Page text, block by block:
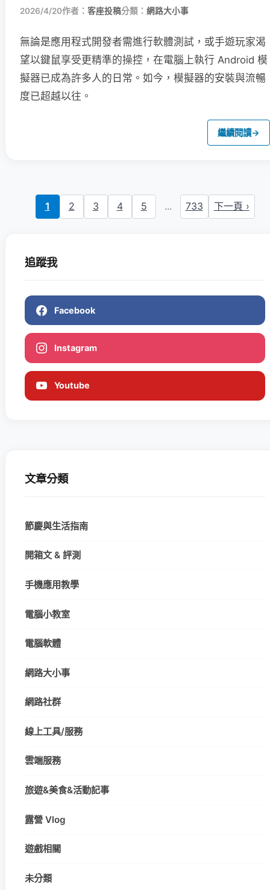
2026/4/20作者： 客座投稿分類： 網路大小事
無論是應用程式開發者需進行軟體測試，或手遊玩家渴
望以鍵鼠享受更精準的操控，在電腦上執行 Android 模
擬器已成為許多人的日常。如今，模擬器的安裝與流暢
度已超越以往。
繼續閱讀→
1 2 3 4 5 ... 733 下一頁 ›
追蹤我
Facebook
Instagram
Youtube
文章分類
節慶與生活指南
開箱文 & 評測
手機應用教學
電腦小教室
電腦軟體
網路大小事
網路社群
線上工具/服務
雲端服務
旅遊&美食&活動記事
露營 Vlog
遊戲相關
未分類